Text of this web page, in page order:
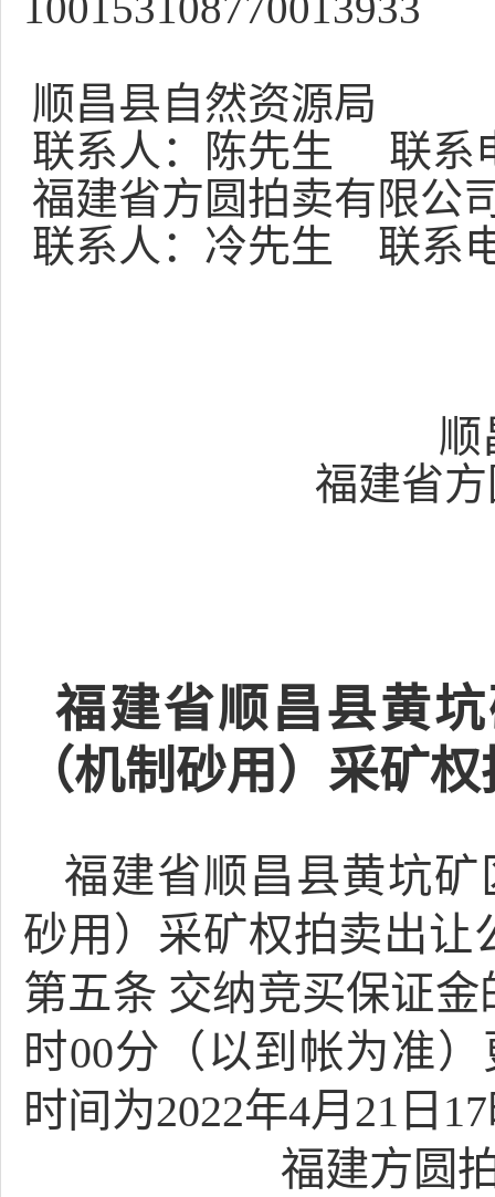
顺昌县自然资源局
联系人：
陈先生 联系
福建省方圆拍卖有限公
联系人： 冷先生 联系
顺
福建省
福建省顺昌县黄
（机制砂用）采矿
福建省顺昌县黄坑
砂用）采矿权拍卖出让
第五条 交纳竞买保证
时00分（以到帐为准
时间为2022年4月21日
福建方圆